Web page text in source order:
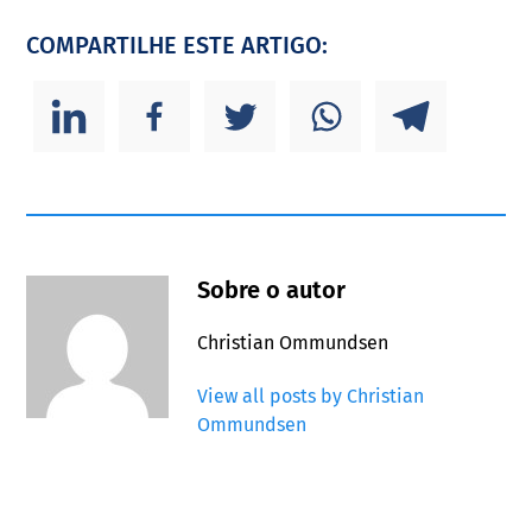
COMPARTILHE ESTE ARTIGO:
Sobre o autor
Christian Ommundsen
View all posts by Christian
Ommundsen